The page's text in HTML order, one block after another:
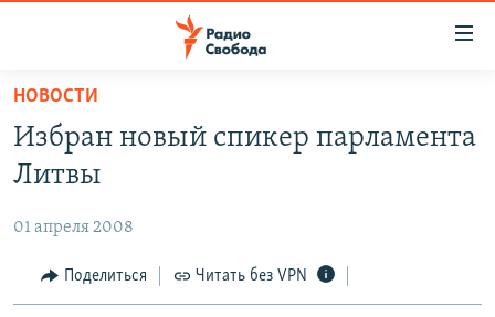
упрощенного
доступа
Вернуться
основному
Вернутся
ПРОГРАММЫ
ПОДКАСТЫ
ЦИТАТЫ СВОБОДЫ
МНЕНИЯ
НОВОСТИ
Избран новый спикер парламента
Литвы
01 апреля 2008
Поделиться Читать без VPN